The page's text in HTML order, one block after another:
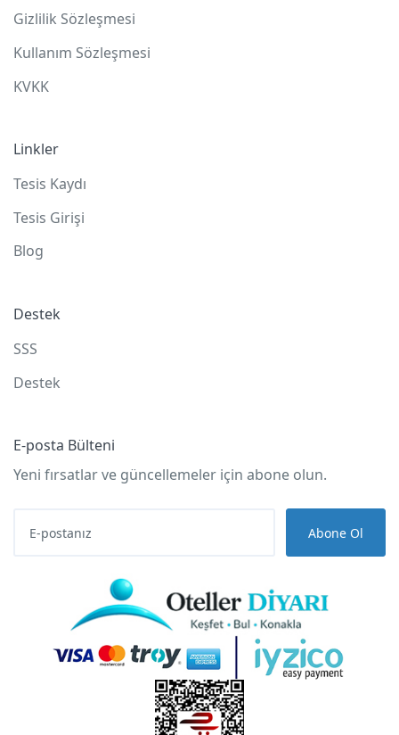
Gizlilik Sözleşmesi
Kullanım Sözleşmesi
KVKK
Linkler
Tesis Kaydı
Tesis Girişi
Blog
Destek
SSS
Destek
E-posta Bülteni
Yeni fırsatlar ve güncellemeler için abone olun.
Abone Ol